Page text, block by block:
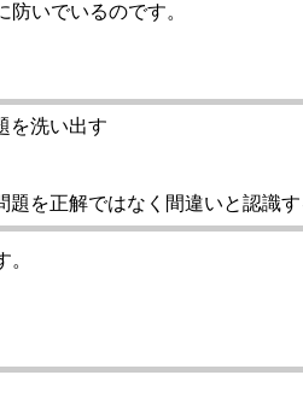
いでいるのです。
を洗い出す
を正解ではなく間違いと認識